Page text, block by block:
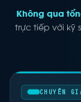
Không qua
trực tiếp với kỹ
CHUYÊN